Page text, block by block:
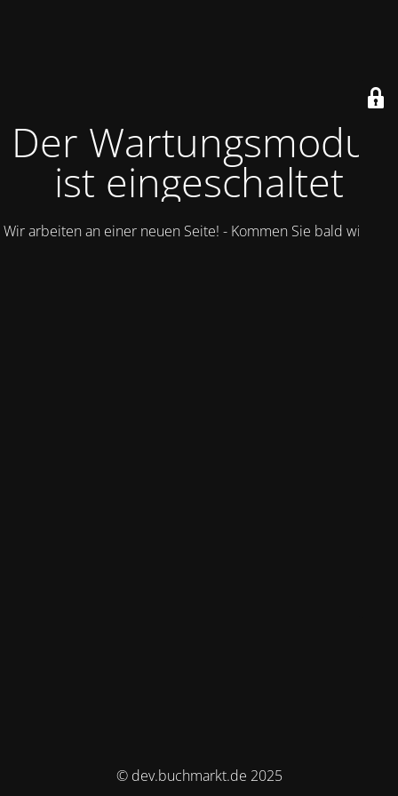
Der Wartungsmodus
ist eingeschaltet
Wir arbeiten an einer neuen Seite! - Kommen Sie bald wieder.
© dev.buchmarkt.de 2025